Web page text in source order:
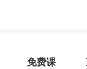
免费课